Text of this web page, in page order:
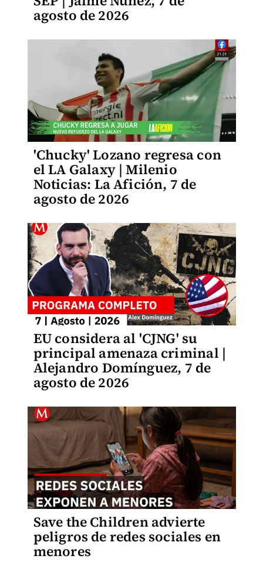
agosto de 2026
'Chucky' Lozano regresa con
el LA Galaxy | Milenio
Noticias: La Afición, 7 de
agosto de 2026
EU considera al 'CJNG' su
principal amenaza criminal |
Alejandro Domínguez, 7 de
agosto de 2026
Save the Children advierte
peligros de redes sociales en
menores